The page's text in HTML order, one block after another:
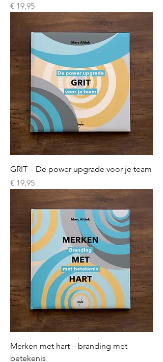
Prijs
€ 19,95
GRIT – De power upgrade voor je team
Prijs
€ 19,95
Merken met hart – branding met
betekenis